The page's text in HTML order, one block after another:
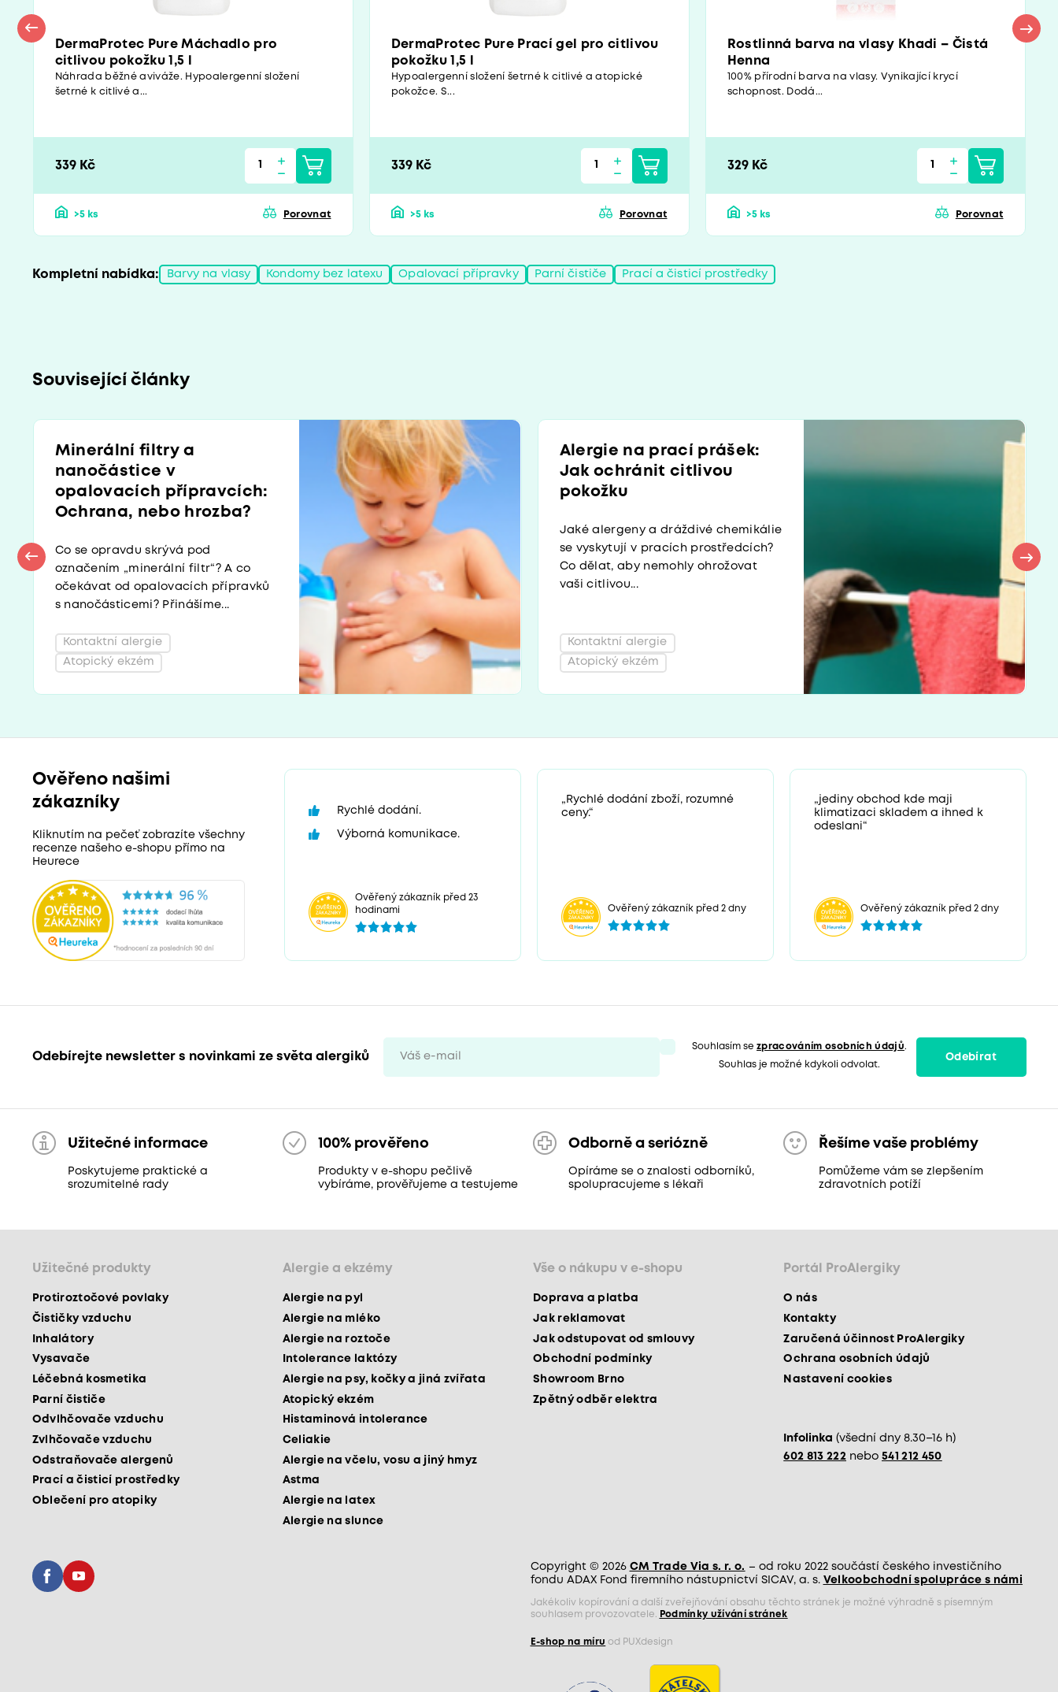
DermaProtec Pure Máchadlo pro
citlivou pokožku 1,5 l
Náhrada běžné aviváže. Hypoalergenní složení
šetrné k citlivé a...
339 Kč
>5 ks Porovnat
DermaProtec Pure Prací gel pro citlivou
pokožku 1,5 l
Hypoalergenní složení šetrné k citlivé a atopické
pokožce. S...
339 Kč
>5 ks Porovnat
Rostlinná barva na vlasy Khadi – Čistá
Henna
100% přírodní barva na vlasy. Vynikající krycí
schopnost. Dodá...
329 Kč
>5 ks Porovnat
Kompletní nabídka: Barvy na vlasy Kondomy bez latexu Opalovací přípravky Parní čističe Prací a čisticí prostředky
Související články
Minerální filtry a
nanočástice v
opalovacích přípravcích:
Ochrana, nebo hrozba?
Co se opravdu skrývá pod
označením „minerální filtr“? A co
očekávat od opalovacích přípravků
s nanočásticemi? Přinášíme...
Atopický ekzém
Kontaktní alergie
Alergie na prací prášek:
Jak ochránit citlivou
pokožku
Jaké alergeny a dráždivé chemikálie
se vyskytují v pracích prostředcích?
Co dělat, aby nemohly ohrožovat
vaši citlivou...
Atopický ekzém
Kontaktní alergie
Ověřeno našimi
zákazníky
Kliknutím na pečeť zobrazíte všechny
recenze našeho e-shopu přímo na
Heurece
Rychlé dodání.
Výborná komunikace.
Ověřený zákazník před 23
hodinami
„Rychlé dodání zboží, rozumné
ceny.“
Ověřený zákazník před 2 dny
„jediny obchod kde maji
klimatizaci skladem a ihned k
odeslani“
Ověřený zákazník před 2 dny
Odebírejte newsletter s novinkami ze světa alergiků
Souhlasím sezpracováním osobních údajů.
Souhlas je možné kdykoli odvolat.
Odebírat
Užitečné informace
Poskytujeme praktické a
srozumitelné rady
100% prověřeno
Produkty v e-shopu pečlivě
vybíráme, prověřujeme a testujeme
Odborně a seriózně
Opíráme se o znalosti odborníků,
spolupracujeme s lékaři
Řešíme vaše problémy
Pomůžeme vám se zlepšením
zdravotních potíží
Užitečné produkty
Protiroztočové povlaky
Čističky vzduchu
Inhalátory
Vysavače
Léčebná kosmetika
Parní čističe
Odvlhčovače vzduchu
Zvlhčovače vzduchu
Odstraňovače alergenů
Prací a čisticí prostředky
Oblečení pro atopiky
Alergie a ekzémy
Alergie na pyl
Alergie na mléko
Alergie na roztoče
Intolerance laktózy
Alergie na psy, kočky a jiná zvířata
Atopický ekzém
Histaminová intolerance
Celiakie
Alergie na včelu, vosu a jiný hmyz
Astma
Alergie na latex
Alergie na slunce
Vše o nákupu v e-shopu
Doprava a platba
Jak reklamovat
Jak odstupovat od smlouvy
Obchodní podmínky
Showroom Brno
Zpětný odběr elektra
Portál ProAlergiky
O nás
Kontakty
Zaručená účinnost ProAlergiky
Ochrana osobních údajů
Nastavení cookies
Infolinka (všední dny 8.30–16 h)
602 813 222 nebo 541 212 450
Copyright © 2026 CM Trade Via s. r. o. – od roku 2022 součástí českého investičního
fondu ADAX Fond firemního nástupnictví SICAV, a. s. Velkoobchodní spolupráce s námi
Jakékoliv kopírování a další zveřejňování obsahu těchto stránek je možné výhradně s písemným
souhlasem provozovatele. Podmínky užívání stránek
E-shop na míru od PUXdesign